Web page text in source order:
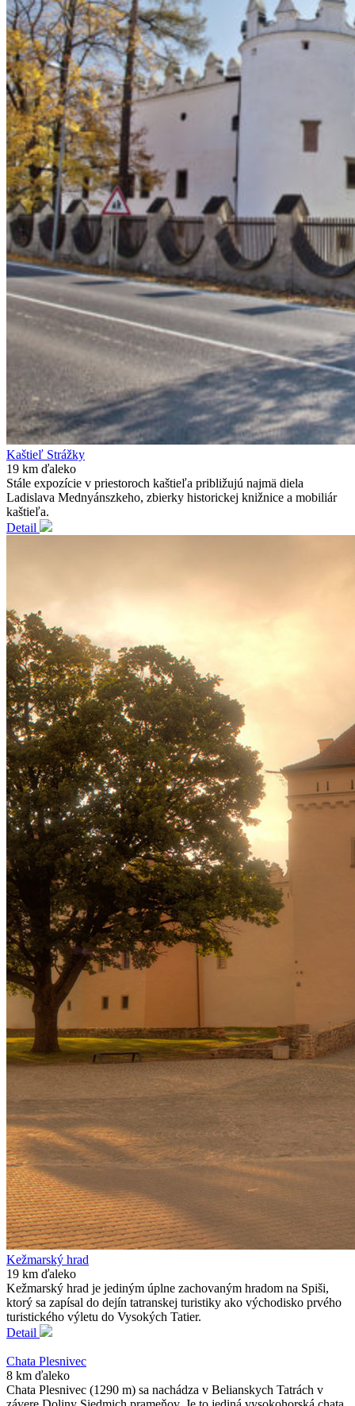
Kaštieľ Strážky
19 km ďaleko
Stále expozície v priestoroch kaštieľa približujú najmä diela
Ladislava Mednyánszkeho, zbierky historickej knižnice a mobiliár
kaštieľa.
Detail
Kežmarský hrad
19 km ďaleko
Kežmarský hrad je jediným úplne zachovaným hradom na Spiši,
ktorý sa zapísal do dejín tatranskej turistiky ako východisko prvého
turistického výletu do Vysokých Tatier.
Detail
Chata Plesnivec
8 km ďaleko
Chata Plesnivec (1290 m) sa nachádza v Belianskych Tatrách v